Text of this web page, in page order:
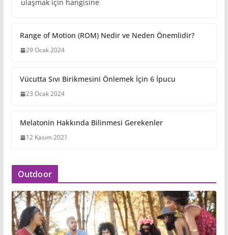
ulaşmak için hangisine
Range of Motion (ROM) Nedir ve Neden Önemlidir?
29 Ocak 2024
Vücutta Sıvı Birikmesini Önlemek İçin 6 İpucu
23 Ocak 2024
Melatonin Hakkında Bilinmesi Gerekenler
12 Kasım 2021
Outdoor